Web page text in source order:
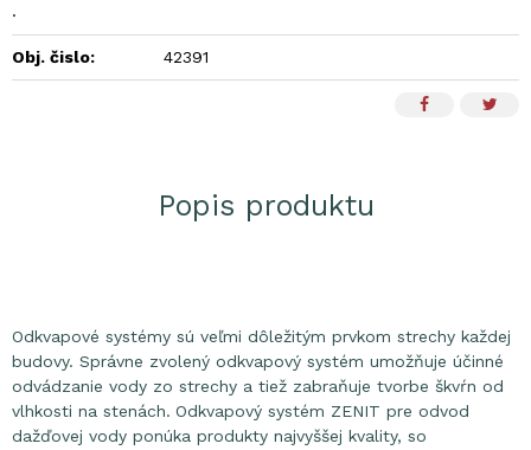
.
Obj. čislo: 42391
Popis produktu
Odkvapové systémy sú veľmi dôležitým prvkom strechy každej
budovy. Správne zvolený odkvapový systém umožňuje účinné
odvádzanie vody zo strechy a tiež zabraňuje tvorbe škvŕn od
vlhkosti na stenách. Odkvapový systém ZENIT pre odvod
dažďovej vody ponúka produkty najvyššej kvality, so